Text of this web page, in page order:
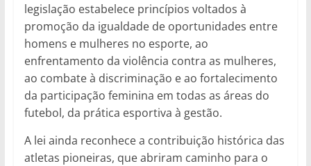
legislação estabelece princípios voltados à
promoção da igualdade de oportunidades entre
homens e mulheres no esporte, ao
enfrentamento da violência contra as mulheres,
ao combate à discriminação e ao fortalecimento
da participação feminina em todas as áreas do
futebol, da prática esportiva à gestão.
A lei ainda reconhece a contribuição histórica das
atletas pioneiras, que abriram caminho para o